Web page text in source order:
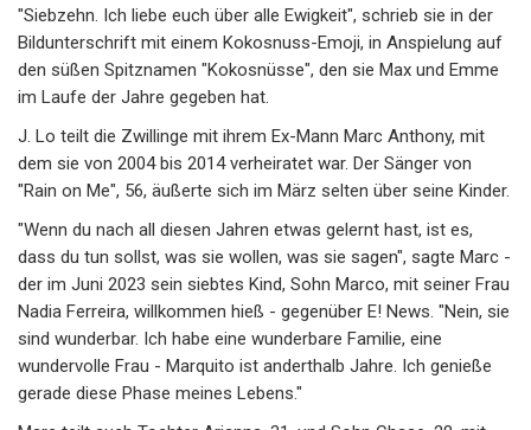
"Siebzehn. Ich liebe euch über alle Ewigkeit", schrieb sie in der
Bildunterschrift mit einem Kokosnuss-Emoji, in Anspielung auf
den süßen Spitznamen "Kokosnüsse", den sie Max und Emme
im Laufe der Jahre gegeben hat.
J. Lo teilt die Zwillinge mit ihrem Ex-Mann Marc Anthony, mit
dem sie von 2004 bis 2014 verheiratet war. Der Sänger von
"Rain on Me", 56, äußerte sich im März selten über seine Kinder.
"Wenn du nach all diesen Jahren etwas gelernt hast, ist es,
dass du tun sollst, was sie wollen, was sie sagen", sagte Marc -
der im Juni 2023 sein siebtes Kind, Sohn Marco, mit seiner Frau
Nadia Ferreira, willkommen hieß - gegenüber E! News. "Nein, sie
sind wunderbar. Ich habe eine wunderbare Familie, eine
wundervolle Frau - Marquito ist anderthalb Jahre. Ich genieße
gerade diese Phase meines Lebens."